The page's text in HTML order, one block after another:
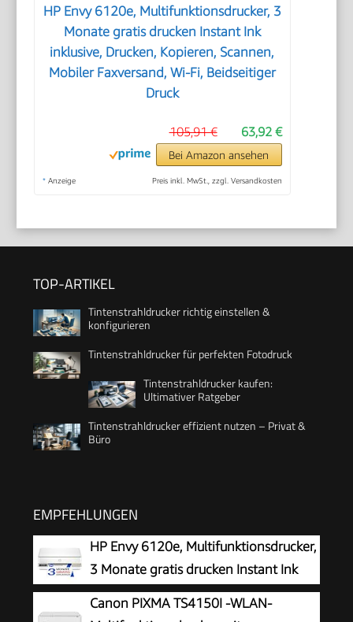
HP Envy 6120e, Multifunktionsdrucker, 3
Monate gratis drucken Instant Ink
inklusive, Drucken, Kopieren, Scannen,
Mobiler Faxversand, Wi-Fi, Beidseitiger
Druck
63,92 €
105,91 €
Bei Amazon ansehen
* Anzeige Preis inkl. MwSt., zzgl. Versandkosten
TOP-ARTIKEL
Tintenstrahldrucker richtig einstellen &
konfigurieren
Tintenstrahldrucker für perfekten Fotodruck
Tintenstrahldrucker kaufen:
Ultimativer Ratgeber
Tintenstrahldrucker effizient nutzen – Privat &
Büro
EMPFEHLUNGEN
HP Envy 6120e, Multifunktionsdrucker,
3 Monate gratis drucken Instant Ink
inklusive, Drucken, Kopieren, Scannen,
Mobiler Faxversand, Wi-Fi, Beidseitiger Druck
Canon PIXMA TS4150I -WLAN-